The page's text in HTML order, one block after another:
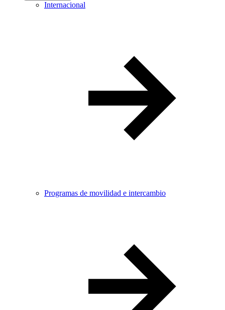
Internacional
Programas de movilidad e intercambio